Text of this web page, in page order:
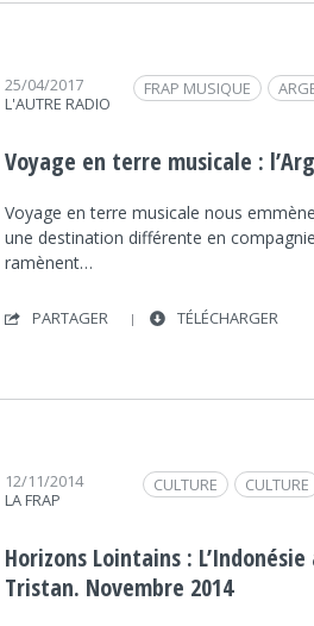
25/04/2017
L'AUTRE RADIO
FRAP MUSIQUE
Voyage en terre musicale :
Voyage en terre musicale nous
une destination différente en
ramènent…
PARTAGER TÉLÉCHARGER
12/11/2014
LA FRAP
CULTURE
CULTURE
VOYAGE
Horizons Lointains :
Tristan. Novembre 2014